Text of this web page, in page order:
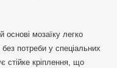
мозаїку легко
потреби у спеціальних
стійке кріплення, що